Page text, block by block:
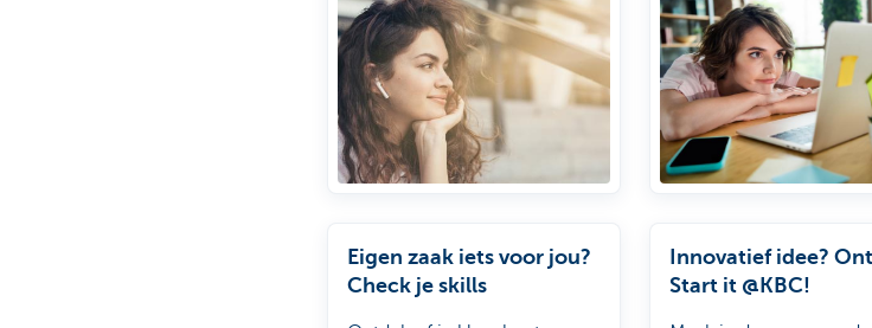
Eigen zaak iets voor jou?
Check je skills
Innovatief idee?
Start it @KBC!